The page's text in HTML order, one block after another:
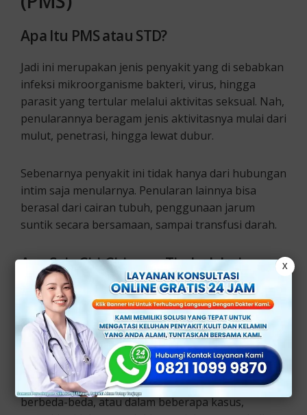
Apa Itu PMS atau STD?
Jadi ini merupakan jenis penyakit yang di sebabkan
infeksi mikroorganisme bakteri, virus, hingga
parasit yang tertular melalui aktivitas seksual. Nah,
penularannya beragam jenis aktivitasnya mulai dari
mulut, penetrasi, hingga lewat dubur.
Sebenarnya penyakit ini tidak hanya dari hubungan
intim saja menularnya. Penularan lainnya bisa
berasal dari cairan tubuh, penggunaan jarum
suntik secara bersamaan, sampai transfusi darah.
Apa Saja Ciri-Ciri yang Timbul dari
Infeksi Menular Seksual?
Infeksi menular seksual (IMS) adalah jenis infeksi
yang di tularkan melalui hubungan seksual dengan
pasangan yang terinfeksi.
Setiap jenis IMS dapat memiliki gejala yang
berbeda-beda, atau dalam beberapa kasus,
X